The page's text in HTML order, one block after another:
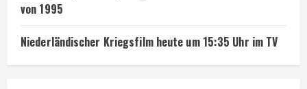
von 1995
Niederländischer Kriegsfilm heute um 15:35 Uhr im TV